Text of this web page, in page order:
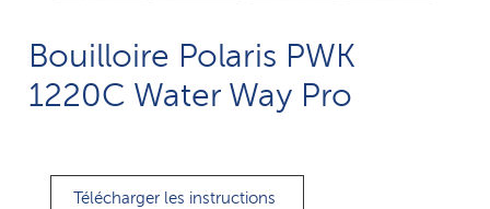
Bouilloire Polaris PWK
1220C Water Way Pro
Télécharger les instructions